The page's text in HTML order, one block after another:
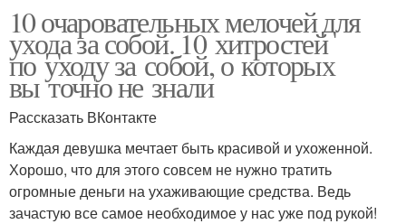
10 очаровательных мелочей для
ухода за собой. 10 хитростей
по уходу за собой, о которых
вы точно не знали
Рассказать ВКонтакте
Каждая девушка мечтает быть красивой и ухоженной.
Хорошо, что для этого совсем не нужно тратить
огромные деньги на ухаживающие средства. Ведь
зачастую все самое необходимое у нас уже под рукой!